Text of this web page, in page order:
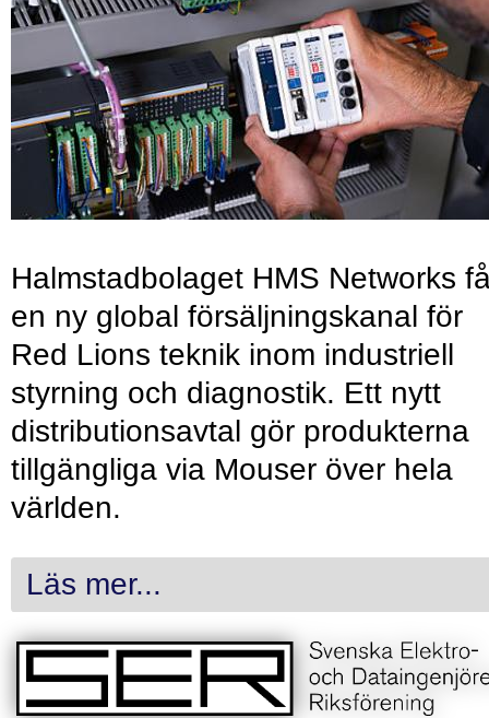
Halmstadbolaget HMS Networks
en ny global försäljningskanal för
Red Lions teknik inom industriell
styrning och diagnostik. Ett nytt
distributionsavtal gör produkterna
tillgängliga via Mouser över hela
världen.
Läs mer...